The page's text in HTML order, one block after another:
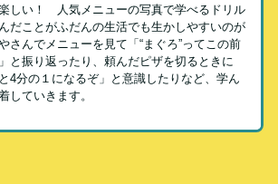
しい！ 人気メニューの写真で学べるドリル
だことがふだんの生活でも生かしやすいのが
さんでメニューを見て「“まぐろ”ってこの前
と振り返ったり、頼んだピザを切るときに
4分の１になるぞ」と意識したりなど、学ん
していきます。